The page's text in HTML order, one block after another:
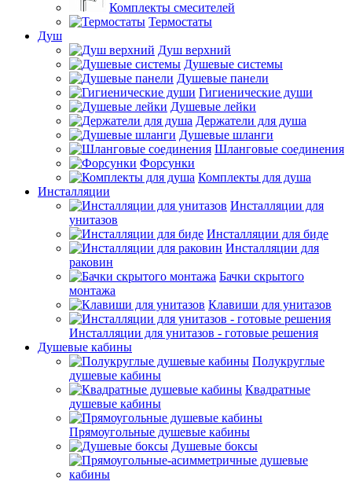
Комплекты смесителей
Термостаты
Душ
Душ верхний
Душевые системы
Душевые панели
Гигиенические души
Душевые лейки
Держатели для душа
Душевые шланги
Шланговые соединения
Форсунки
Комплекты для душа
Инсталляции
Инсталляции для
унитазов
Инсталляции для биде
Инсталляции для
раковин
Бачки скрытого
монтажа
Клавиши для унитазов
Инсталляции для унитазов - готовые решения
Душевые кабины
Полукруглые
душевые кабины
Квадратные
душевые кабины
Прямоугольные душевые кабины
Душевые боксы